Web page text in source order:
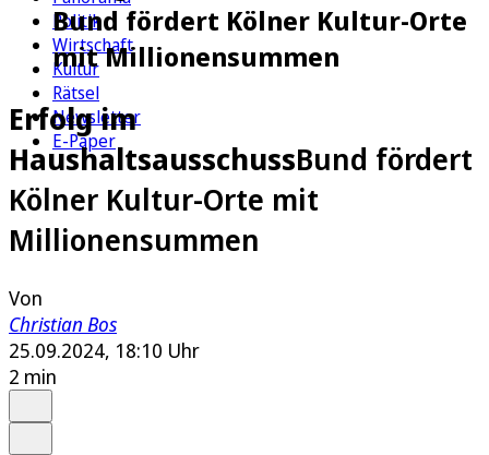
Politik
Wirtschaft
Kultur
Rätsel
Newsletter
E-Paper
Bund fördert Kölner Kultur-Orte
mit Millionensummen
Erfolg im
HaushaltsausschussBund fördert
Kölner Kultur-Orte mit
Millionensummen
Von
Christian Bos
25.09.2024, 18:10 Uhr
2 min